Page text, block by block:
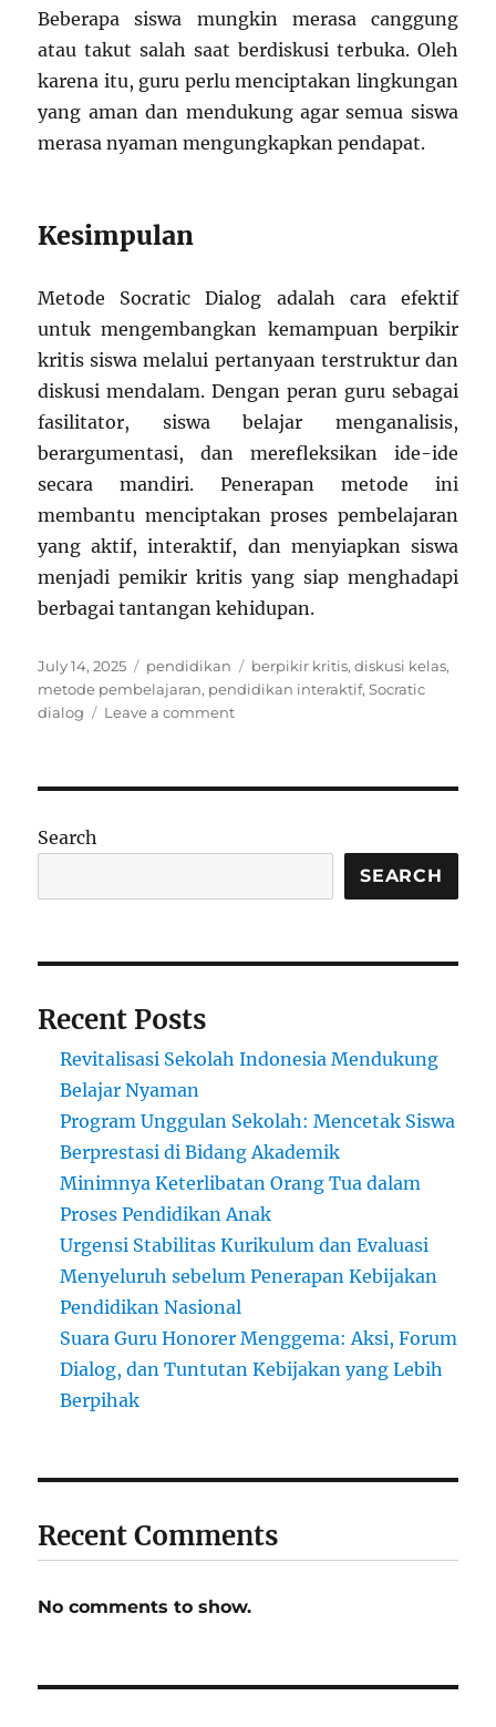
Beberapa siswa mungkin merasa canggung
atau takut salah saat berdiskusi terbuka. Oleh
karena itu, guru perlu menciptakan lingkungan
yang aman dan mendukung agar semua siswa
merasa nyaman mengungkapkan pendapat.
Kesimpulan
Metode Socratic Dialog adalah cara efektif
untuk mengembangkan kemampuan berpikir
kritis siswa melalui pertanyaan terstruktur dan
diskusi mendalam. Dengan peran guru sebagai
fasilitator, siswa belajar menganalisis,
berargumentasi, dan merefleksikan ide-ide
secara mandiri. Penerapan metode ini
membantu menciptakan proses pembelajaran
yang aktif, interaktif, dan menyiapkan siswa
menjadi pemikir kritis yang siap menghadapi
berbagai tantangan kehidupan.
Posted
on
July 14, 2025 Categories
pendidikan Tags
berpikir kritis,diskusi kelas,
metode pembelajaran, pendidikan interaktif,Socratic
dialog
Leave a commenton
Mengasah
Kritis
Terstruktur
Search
SEARCH
Recent Posts
Revitalisasi Sekolah Indonesia Mendukung
Belajar Nyaman
Program Unggulan Sekolah: Mencetak Siswa
Berprestasi di Bidang Akademik
Minimnya Keterlibatan Orang Tua dalam
Proses Pendidikan Anak
Urgensi Stabilitas Kurikulum dan Evaluasi
Menyeluruh sebelum Penerapan Kebijakan
Pendidikan Nasional
Suara Guru Honorer Menggema: Aksi, Forum
Dialog, dan Tuntutan Kebijakan yang Lebih
Berpihak
Recent Comments
No comments to show.